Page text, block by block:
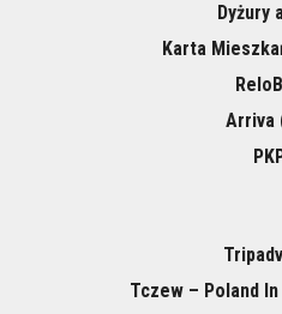
Dyżury
Karta
Arriva
Tczew – Poland In